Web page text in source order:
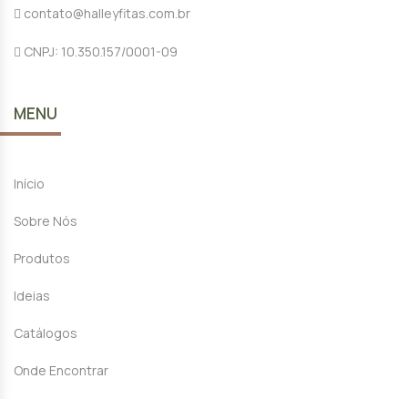
contato@halleyfitas.com.br
CNPJ: 10.350.157/0001-09
MENU
Início
Sobre Nós
Produtos
Ideias
Catálogos
Onde Encontrar